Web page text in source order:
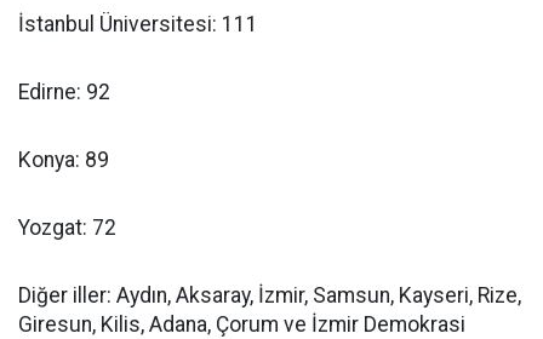
İstanbul Üniversitesi: 111
Edirne: 92
Konya: 89
Yozgat: 72
Diğer iller: Aydın, Aksaray, İzmir, Samsun, Kayseri, Rize,
Giresun, Kilis, Adana, Çorum ve İzmir Demokrasi